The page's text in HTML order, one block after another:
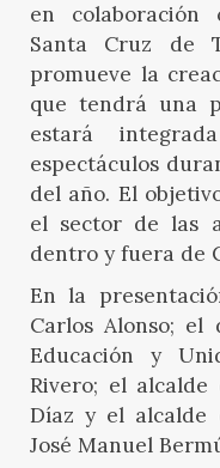
en colaboración
Santa Cruz de
promueve la
que tendrá una
estará
espectáculos
del año. El
el sector de las
dentro y fuera de
En la
Carlos Alonso;
Educación y
Rivero; el alcalde
Díaz y el alcalde
José Manuel